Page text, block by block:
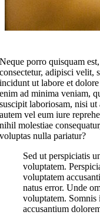
Neque porro quisquam
consectetur, adipisci velit,
incidunt ut labore et
enim ad minima veniam,
suscipit laboriosam, nisi
autem vel eum iure
nihil molestiae
voluptas nulla pariatur?
Sed ut perspiciatis
voluptatem.
voluptatem
natus error. Unde
voluptatem. Somnis
accusantium